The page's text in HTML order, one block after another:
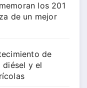
los 201
de un mejor
de
y el